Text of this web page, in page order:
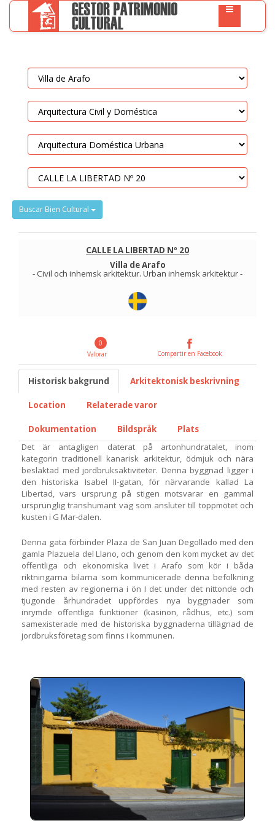
Buscar Bien Cultural
CALLE LA LIBERTAD Nº 20
Villa de Arafo
- Civil och inhemsk arkitektur. Urban inhemsk arkitektur-
0
Valorar
Compartir en Facebook
Historisk bakgrund Arkitektonisk beskrivning
Location Relaterade varor
Dokumentation Bildspråk
Plats
Det är antagligen daterat på artonhundratalet, inom
kategorin traditionell kanarisk arkitektur, ödmjuk och nära
besläktad med jordbruksaktiviteter. Denna byggnad ligger i
den historiska Isabel II-gatan, för närvarande kallad La
Libertad, vars ursprung på stigen motsvarar en gammal
ursprunglig transhumant väg som ansluter till toppmötet och
kusten i G Mar-dalen.
Denna gata förbinder Plaza de San Juan Degollado med den
gamla Plazuela del Llano, och genom den kom mycket av det
offentliga och ekonomiska livet i Arafo som kör i båda
riktningarna bilarna som kommunicerade denna befolkning
med resten av regionerna i ön I det under det nittonde och
tjugonde århundradet uppfördes nya byggnader som
inrymde offentliga funktioner (kasinon, rådhus, etc.) som
samexisterade med de historiska byggnaderna tillägnad de
jordbruksföretag som finns i kommunen.